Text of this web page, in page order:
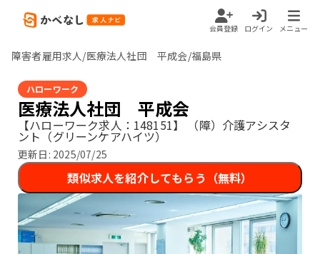
会員登録 ログイン メニュー
障害者雇用求人/医療法人社団 平成会/福島県
ハローワーク
医療法人社団 平成会
【ハローワーク求人：148151】 （障）介護アシスタ
ント（グリーンケアハイツ）
更新日: 2025/07/25
類似求人を紹介してもらう（無料）